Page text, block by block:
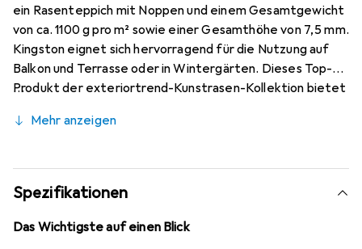
ein Rasenteppich mit Noppen und einem Gesamtgewicht
von ca. 1100 g pro m² sowie einer Gesamthöhe von 7,5 mm.
Kingston eignet sich hervorragend für die Nutzung auf
Balkon und Terrasse oder in Wintergärten. Dieses Top-
Produkt der exteriortrend-Kunstrasen-Kollektion bietet
robuste Oberfläche und die Drainagenoppen auf der
und ganzjährig verwendbar.
Mehr anzeigen
Spezifikationen
Das Wichtigste auf einen Blick